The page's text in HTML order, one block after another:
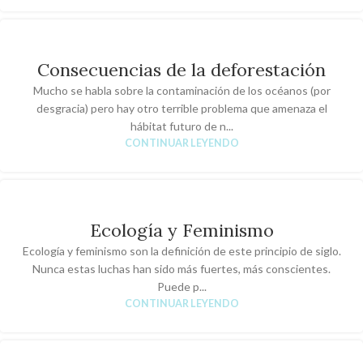
Consecuencias de la deforestación
Mucho se habla sobre la contaminación de los océanos (por
desgracia) pero hay otro terrible problema que amenaza el
hábitat futuro de n...
CONTINUAR LEYENDO
Ecología y Feminismo
Ecología y feminismo son la definición de este principio de siglo.
Nunca estas luchas han sido más fuertes, más conscientes.
Puede p...
CONTINUAR LEYENDO